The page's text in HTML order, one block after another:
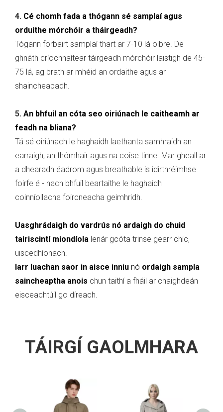
4. Cé chomh fada a thógann sé samplaí agus
orduithe mórchóir a tháirgeadh?
Tógann forbairt samplaí thart ar 7-10 lá oibre. De
ghnáth críochnaítear táirgeadh mórchóir laistigh de 45-
75 lá, ag brath ar mhéid an ordaithe agus ar
shaincheapadh.
5. An bhfuil an cóta seo oiriúnach le caitheamh ar
feadh na bliana?
Tá sé oiriúnach le haghaidh laethanta samhraidh an
earraigh, an fhómhair agus na coise tinne. Mar gheall ar
a dhearadh éadrom agus breathable is idirthréimhse
foirfe é - nach bhfuil beartaithe le haghaidh
coinníollacha foircneacha geimhridh.
Uasghrádaigh do vardrús nó ardaigh do chuid
tairiscintí miondíola lenár gcóta trinse gearr chic,
uiscedhíonach.
Iarr luachan saor in aisce inniu nó ordaigh sampla
saincheaptha anois chun taithí a fháil ar chaighdeán
eisceachtúil go díreach.
TÁIRGÍ GAOLMHARA